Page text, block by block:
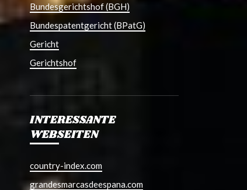
Bundesgerichtshof (BGH)
Bundespatentgericht (BPatG)
Gericht
Gerichtshof
INTERESSANTE
WEBSEITEN
country-index.com
grandesmarcasdeespana.com